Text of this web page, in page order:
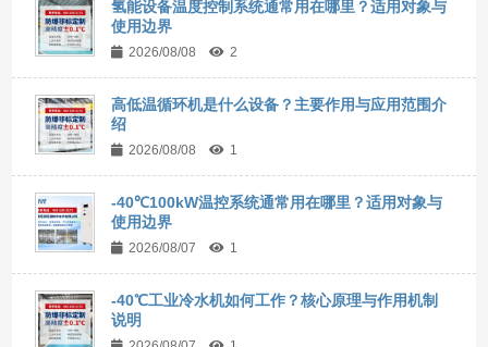
氢能设备温度控制系统通常用在哪里？适用对象与
使用边界
2026/08/08 2
高低温循环机是什么设备？主要作用与应用范围介
绍
2026/08/08 1
-40℃100kW温控系统通常用在哪里？适用对象与
使用边界
2026/08/07 1
-40℃工业冷水机如何工作？核心原理与作用机制
说明